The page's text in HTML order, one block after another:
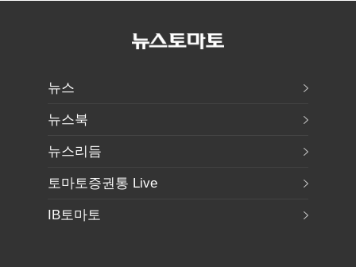
혁신 본격화
생기면 환불
뉴스
뉴스북
뉴스리듬
토마토증권통 Live
IB토마토